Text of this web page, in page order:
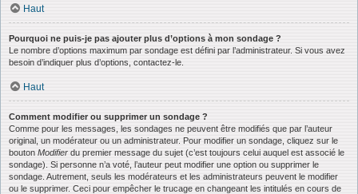
Haut
Pourquoi ne puis-je pas ajouter plus d’options à mon sondage ?
Le nombre d’options maximum par sondage est défini par l’administrateur. Si vous avez
besoin d’indiquer plus d’options, contactez-le.
Haut
Comment modifier ou supprimer un sondage ?
Comme pour les messages, les sondages ne peuvent être modifiés que par l’auteur
original, un modérateur ou un administrateur. Pour modifier un sondage, cliquez sur le
bouton Modifier du premier message du sujet (c’est toujours celui auquel est associé le
sondage). Si personne n’a voté, l’auteur peut modifier une option ou supprimer le
sondage. Autrement, seuls les modérateurs et les administrateurs peuvent le modifier
ou le supprimer. Ceci pour empêcher le trucage en changeant les intitulés en cours de